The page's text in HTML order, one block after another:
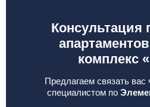
Консультация
комплекс
Предлагаем связать вас
специалистом по